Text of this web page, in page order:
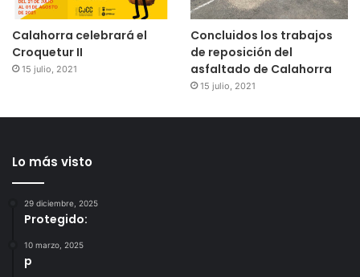
Calahorra celebrará el
Croquetur II
15 julio, 2021
Concluidos los trabajos
de reposición del
asfaltado de Calahorra
15 julio, 2021
Lo más visto
29 diciembre, 2025
Protegido:
10 marzo, 2025
p